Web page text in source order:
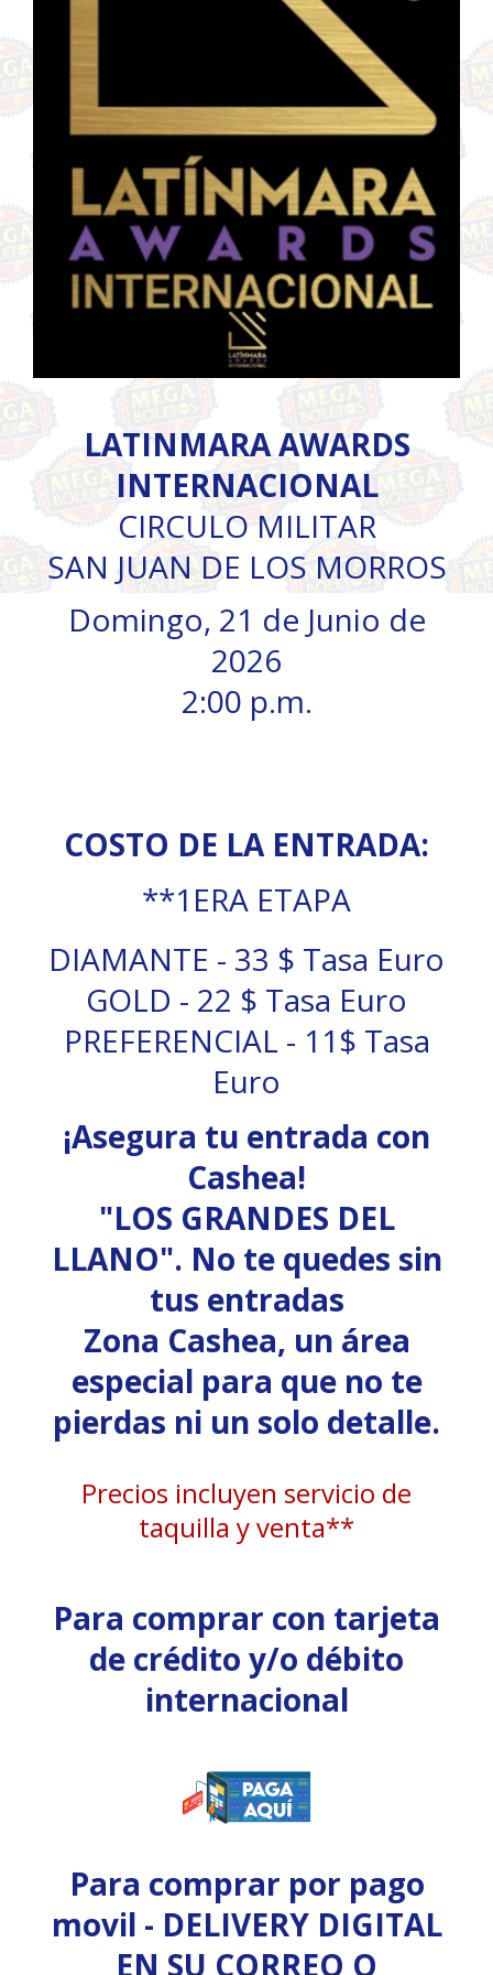
LATINMARA AWARDS
INTERNACIONAL
CIRCULO MILITAR
SAN JUAN DE LOS MORROS
Domingo, 21 de Junio de
2026
2:00 p.m.
COSTO DE LA ENTRADA:
**1ERA ETAPA
DIAMANTE - 33 $ Tasa Euro
GOLD - 22 $ Tasa Euro
PREFERENCIAL - 11$ Tasa
Euro
¡Asegura tu entrada con
Cashea!
"LOS GRANDES DEL
LLANO". No te quedes sin
tus entradas
Zona Cashea, un área
especial para que no te
pierdas ni un solo detalle.
Precios incluyen servicio de
taquilla y venta**
Para comprar con tarjeta
de crédito y/o débito
internacional
Para comprar por pago
movil - DELIVERY DIGITAL
EN SU CORREO O